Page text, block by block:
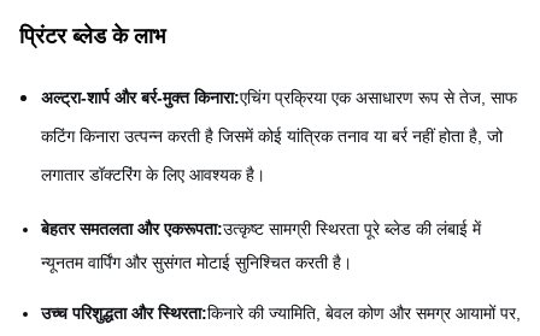
प्रिंटर ब्लेड के लाभ
अल्ट्रा-शार्प और बर्र-मुक्त किनारा:एचिंग प्रक्रिया एक असाधारण रूप से तेज, साफ
कटिंग किनारा उत्पन्न करती है जिसमें कोई यांत्रिक तनाव या बर्र नहीं होता है, जो
लगातार डॉक्टरिंग के लिए आवश्यक है।
बेहतर समतलता और एकरूपता:उत्कृष्ट सामग्री स्थिरता पूरे ब्लेड की लंबाई में
न्यूनतम वार्पिंग और सुसंगत मोटाई सुनिश्चित करती है।
उच्च परिशुद्धता और स्थिरता:किनारे की ज्यामिति, बेवल कोण और समग्र आयामों पर,